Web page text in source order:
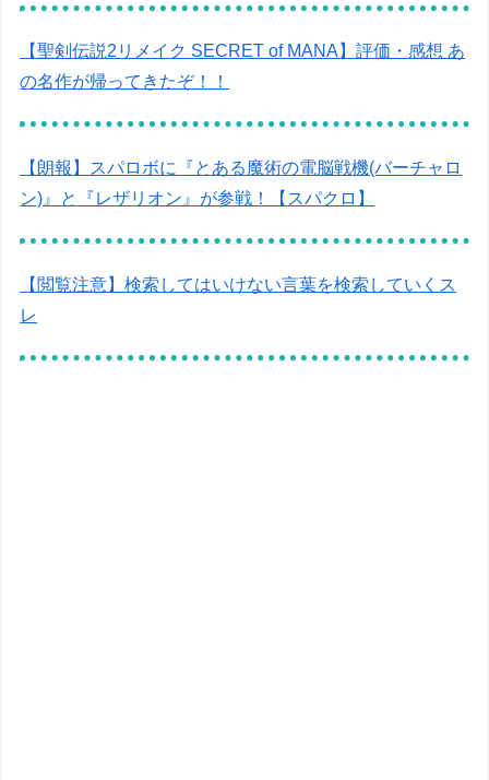
【聖剣伝説2リメイク SECRET of MANA】評価・感想 あ
の名作が帰ってきたぞ！！
【朗報】スパロボに『とある魔術の電脳戦機(バーチャロ
ン)』と『レザリオン』が参戦！【スパクロ】
【閲覧注意】検索してはいけない言葉を検索していくス
レ